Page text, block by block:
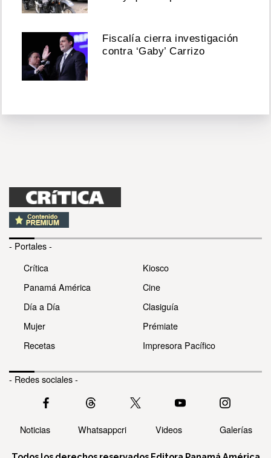
Fiscalía cierra investigación
contra ‘Gaby’ Carrizo
- Portales -
Crítica
Panamá América
Día a Día
Mujer
Recetas
Kiosco
Cine
Clasiguía
Prémiate
Impresora Pacífico
- Redes sociales -
Noticias Whatsappcri Videos Galerías